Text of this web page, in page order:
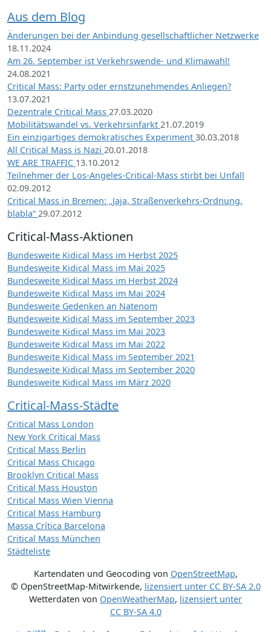
Aus dem Blog
Änderungen bei der Anbindung gesellschaftlicher Netzwerke
18.11.2024
Am 26. September ist Verkehrswende- und Klimawahl!
24.08.2021
Critical Mass: Party oder ernstzunehmendes Anliegen?
13.07.2021
Dezentrale Critical Mass 27.03.2020
Mobilitätswandel vs. Verkehrsinfarkt 21.07.2019
Ein einzigartiges demokratisches Experiment 30.03.2018
All Critical Mass is Nazi 20.01.2018
WE ARE TRAFFIC 13.10.2012
Teilnehmer der Los-Angeles-Critical-Mass stirbt bei Unfall
02.09.2012
Critical Mass in Bremen: „Jaja, Straßenverkehrs-Ordnung,
blabla“ 29.07.2012
Critical-Mass-Aktionen
Bundesweite Kidical Mass im Herbst 2025
Bundesweite Kidical Mass im Mai 2025
Bundesweite Kidical Mass im Herbst 2024
Bundesweite Kidical Mass im Mai 2024
Bundesweite Gedenken an Natenom
Bundesweite Kidical Mass im September 2023
Bundesweite Kidical Mass im Mai 2023
Bundesweite Kidical Mass im Mai 2022
Bundesweite Kidical Mass im September 2021
Bundesweite Kidical Mass im September 2020
Bundesweite Kidical Mass im März 2020
Critical-Mass-Städte
Critical Mass London
New York Critical Mass
Critical Mass Berlin
Critical Mass Chicago
Brooklyn Critical Mass
Critical Mass Houston
Critical Mass Wien Vienna
Critical Mass Hamburg
Massa Crítica Barcelona
Critical Mass München
Städteliste
Kartendaten und Geocoding von OpenStreetMap,
© OpenStreetMap-Mitwirkende, lizensiert unter CC BY-SA 2.0
Wetterdaten von OpenWeatherMap, lizensiert unter
CC BY-SA 4.0